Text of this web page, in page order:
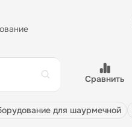
Сравнить
для шаурмечной